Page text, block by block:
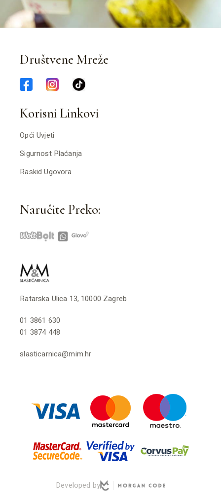
Društvene Mreže
Korisni Linkovi
Opći Uvjeti
Sigurnost Plaćanja
Raskid Ugovora
Naručite Preko:
Ratarska Ulica 13, 10000 Zagreb
01 3861 630
01 3874 448
slasticarnica@mim.hr
Developed by